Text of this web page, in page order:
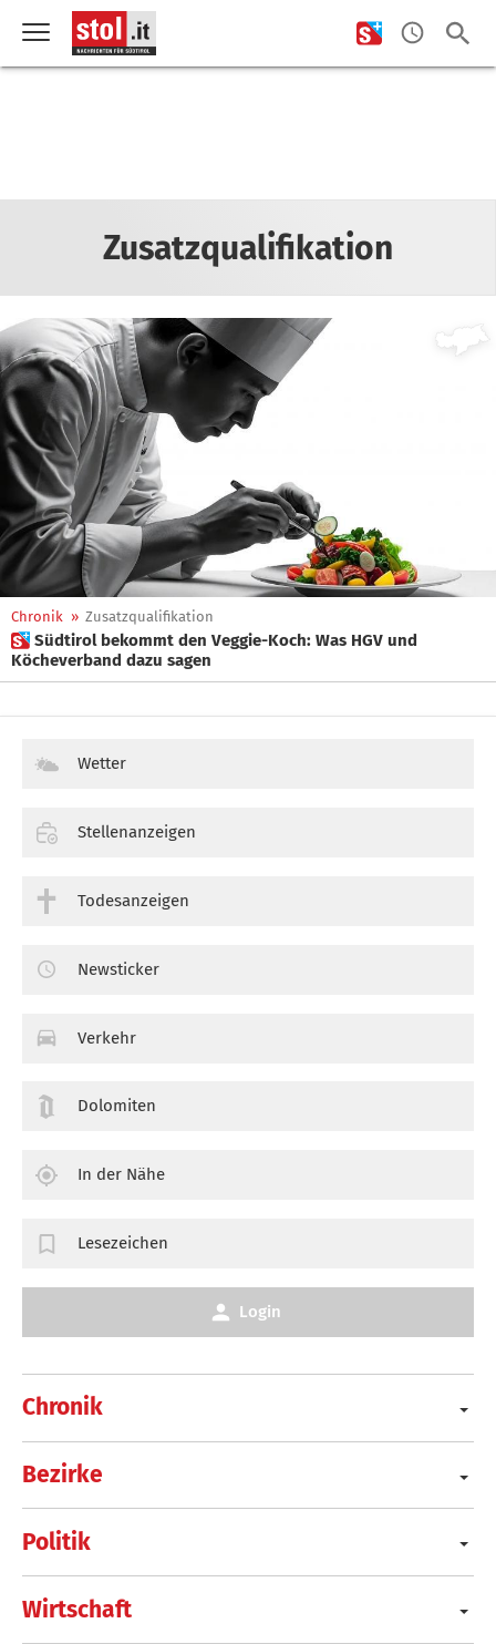
Zusatzqualifikation
Chronik » Zusatzqualifikation
 Südtirol bekommt den Veggie-Koch: Was HGV und
Köcheverband dazu sagen
Chronik
Bezirke
Politik
Wirtschaft
Wetter
Stellenanzeigen
Todesanzeigen
Newsticker
Verkehr
Dolomiten
In der Nähe
Lesezeichen
Login